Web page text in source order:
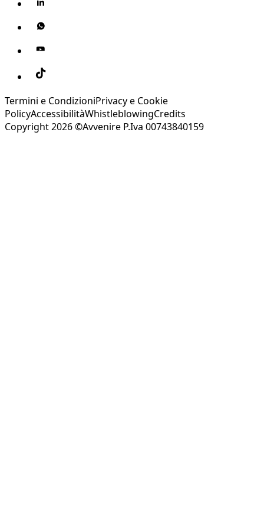
Termini e CondizioniPrivacy e Cookie
PolicyAccessibilitàWhistleblowingCredits
Copyright 2026 ©Avvenire P.Iva 00743840159